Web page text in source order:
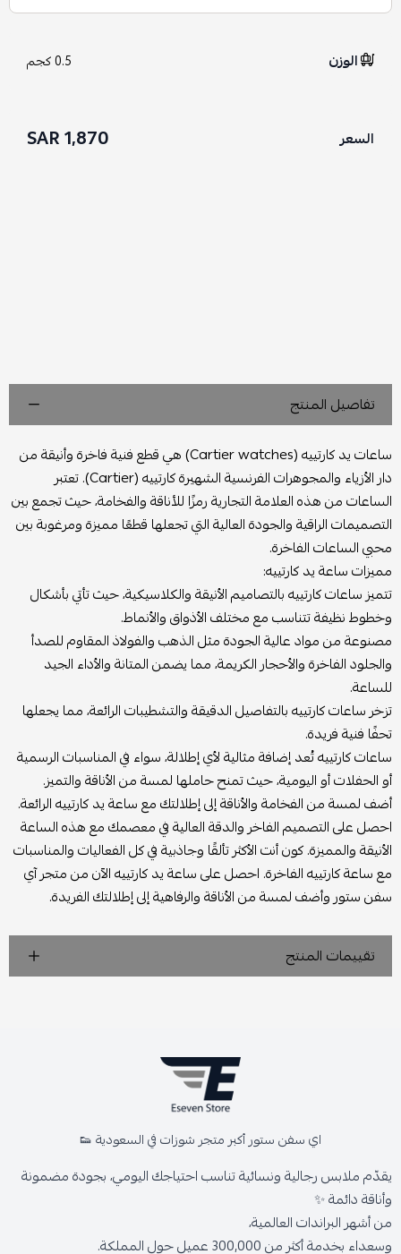
الوزن 0.5 كجم
السعر 1,870 SAR
تفاصيل المنتج
ساعات يد كارتييه (Cartier watches) هي قطع فنية فاخرة وأنيقة من
دار الأزياء والمجوهرات الفرنسية الشهيرة كارتييه (Cartier). تعتبر
الساعات من هذه العلامة التجارية رمزًا للأناقة والفخامة، حيث تجمع بين
التصميمات الراقية والجودة العالية التي تجعلها قطعًا مميزة ومرغوبة بين
محبي الساعات الفاخرة.
مميزات ساعة يد كارتييه:
تتميز ساعات كارتييه بالتصاميم الأنيقة والكلاسيكية، حيث تأتي بأشكال
وخطوط نظيفة تتناسب مع مختلف الأذواق والأنماط.
مصنوعة من مواد عالية الجودة مثل الذهب والفولاذ المقاوم للصدأ
والجلود الفاخرة والأحجار الكريمة، مما يضمن المتانة والأداء الجيد
للساعة.
تزخر ساعات كارتييه بالتفاصيل الدقيقة والتشطيبات الرائعة، مما يجعلها
تحفًا فنية فريدة.
ساعات كارتييه تُعد إضافة مثالية لأي إطلالة، سواء في المناسبات الرسمية
أو الحفلات أو اليومية، حيث تمنح حاملها لمسة من الأناقة والتميز.
أضف لمسة من الفخامة والأناقة إلى إطلالتك مع ساعة يد كارتييه الرائعة.
احصل على التصميم الفاخر والدقة العالية في معصمك مع هذه الساعة
الأنيقة والمميزة. كون أنت الأكثر تألقًا وجاذبية في كل الفعاليات والمناسبات
مع ساعة كارتييه الفاخرة. احصل على ساعة يد كارتييه الآن من متجر آي
سفن ستور وأضف لمسة من الأناقة والرفاهية إلى إطلالتك الفريدة.
تقييمات المنتج
اي سفن ستور أكبر متجر شوزات في السعودية 👟
يقدّم ملابس رجالية ونسائية تناسب احتياجك اليومي، بجودة مضمونة
وأناقة دائمة ✨
من أشهر البراندات العالمية،
وسعداء بخدمة أكثر من 300,000 عميل حول المملكة.